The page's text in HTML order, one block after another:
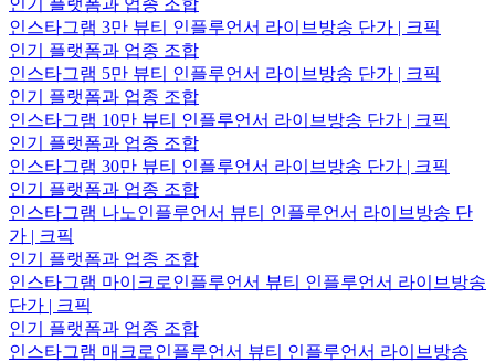
인스타그램 3만 뷰티 인플루언서 라이브방송 단가 | 크픽
인기 플랫폼과 업종 조합
인스타그램 5만 뷰티 인플루언서 라이브방송 단가 | 크픽
인기 플랫폼과 업종 조합
인스타그램 10만 뷰티 인플루언서 라이브방송 단가 | 크픽
인기 플랫폼과 업종 조합
인스타그램 30만 뷰티 인플루언서 라이브방송 단가 | 크픽
인기 플랫폼과 업종 조합
인스타그램 나노인플루언서 뷰티 인플루언서 라이브방송 단
가 | 크픽
인기 플랫폼과 업종 조합
인스타그램 마이크로인플루언서 뷰티 인플루언서 라이브방송
단가 | 크픽
인기 플랫폼과 업종 조합
인스타그램 매크로인플루언서 뷰티 인플루언서 라이브방송